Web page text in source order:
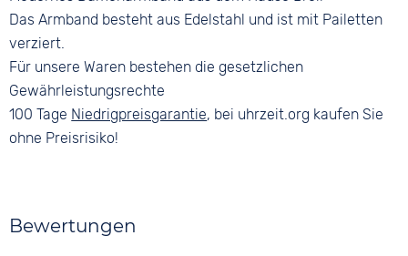
Das Armband besteht aus Edelstahl und ist mit Pailetten
verziert.
Für unsere Waren bestehen die gesetzlichen
Gewährleistungsrechte
100 Tage Niedrigpreisgarantie, bei uhrzeit.org kaufen Sie
ohne Preisrisiko!
Bewertungen